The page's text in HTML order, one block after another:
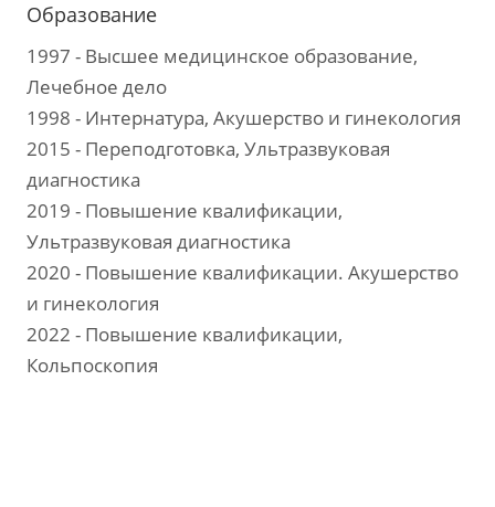
Образование
1997 - Высшее медицинское образование,
Лечебное дело
1998 - Интернатура, Акушерство и гинекология
2015 - Переподготовка, Ультразвуковая
диагностика
2019 - Повышение квалификации,
Ультразвуковая диагностика
2020 - Повышение квалификации. Акушерство
и гинекология
2022 - Повышение квалификации,
Кольпоскопия